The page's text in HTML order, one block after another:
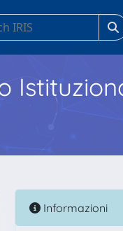
Informazioni